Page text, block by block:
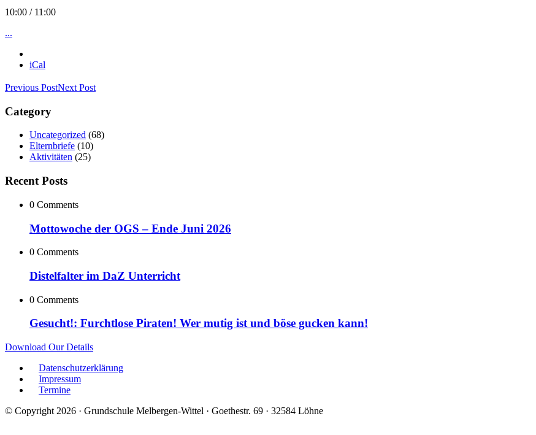
10:00 / 11:00
...
iCal
Previous PostNext Post
Category
Uncategorized (68)
Elternbriefe (10)
Aktivitäten (25)
Recent Posts
0 Comments
Mottowoche der OGS – Ende Juni 2026
0 Comments
Distelfalter im DaZ Unterricht
0 Comments
Gesucht!: Furchtlose Piraten! Wer mutig ist und böse gucken kann!
Download Our Details
Datenschutzerklärung
Impressum
Termine
© Copyright 2026 · Grundschule Melbergen-Wittel · Goethestr. 69 · 32584 Löhne